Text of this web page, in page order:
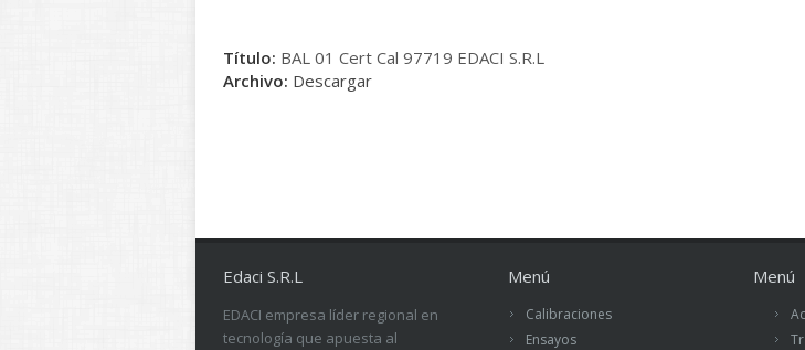
Título: BAL 01 Cert Cal 97719 EDACI S.R.L
Archivo: Descargar
Edaci S.R.L
EDACI empresa líder regional en
tecnología que apuesta al
Menú
Calibraciones
Ensayos
Menú